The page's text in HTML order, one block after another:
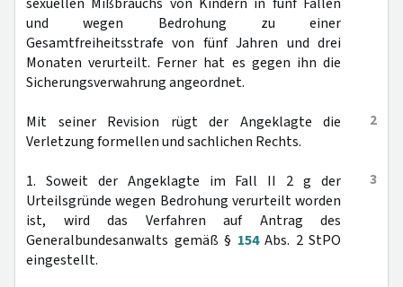
und wegen Bedrohung zu einer
Gesamtfreiheitsstrafe von fünf Jahren und drei
Monaten verurteilt. Ferner hat es gegen ihn die
Sicherungsverwahrung angeordnet.
2
Mit seiner Revision rügt der Angeklagte die
Verletzung formellen und sachlichen Rechts.
3
1. Soweit der Angeklagte im Fall II 2 g der
Urteilsgründe wegen Bedrohung verurteilt worden
ist, wird das Verfahren auf Antrag des
Generalbundesanwalts gemäß § 154Abs. 2 StPO
eingestellt.